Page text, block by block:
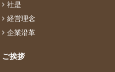
社是
経営理念
企業沿革
ご挨拶